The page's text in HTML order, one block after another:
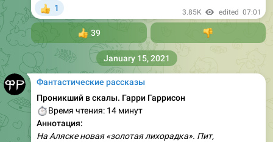
1 3.85K edited 07:01
39 👎
Фантастические рассказы
Проникший в скалы. Гарри Гаррисон
Время чтения: 14 минут
Аннотация:
На Аляске новая «золотая лихорадка». Пит,
January 15, 2021